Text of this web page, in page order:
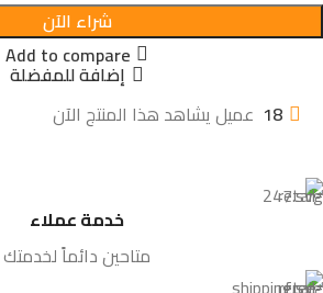
شراء الآن
Add to compare
إضافة للمفضلة
18 عميل يشاهد هذا المنتج الآن
خدمة عملاء
متاحين دائماً لخدمتك